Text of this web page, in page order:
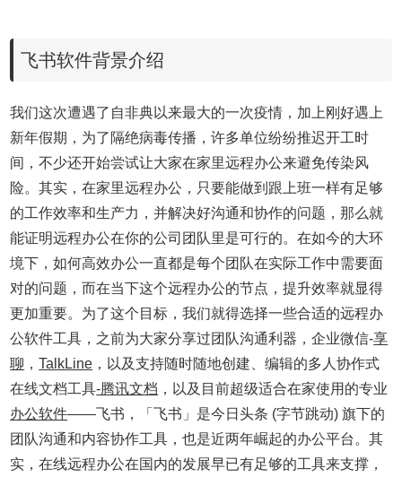
飞书软件背景介绍
我们这次遭遇了自非典以来最大的一次疫情，加上刚好遇上
新年假期，为了隔绝病毒传播，许多单位纷纷推迟开工时
间，不少还开始尝试让大家在家里远程办公来避免传染风
险。其实，在家里远程办公，只要能做到跟上班一样有足够
的工作效率和生产力，并解决好沟通和协作的问题，那么就
能证明远程办公在你的公司团队里是可行的。在如今的大环
境下，如何高效办公一直都是每个团队在实际工作中需要面
对的问题，而在当下这个远程办公的节点，提升效率就显得
更加重要。为了这个目标，我们就得选择一些合适的远程办
公软件工具， 之前为大家分享过团队沟通利器，企业微信-享
聊 ，TalkLine ，以及支持随时随地创建、编辑的多人协作式
在线文档工具-腾讯文档 ，以及目前超级适合在家使用的专业
办公软件——飞书，「飞书」是今日头条 (字节跳动) 旗下的
团队沟通和内容协作工具，也是近两年崛起的办公平台。其
实，在线远程办公在国内的发展早已有足够的工具来支撑，